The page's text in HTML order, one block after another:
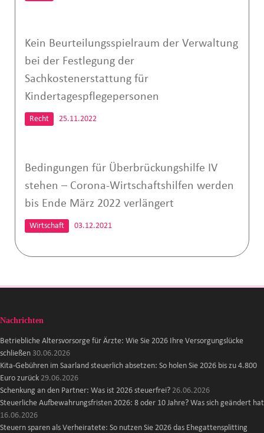
Kein Beurteilungsspielraum der Verwaltung
bei der Festlegung der
Sachkostenerstattung für
Kindertagespflegepersonen
Recht 25.11.2022
Bedingungen für Überbrückungshilfe IV
stehen – Corona-Wirtschaftshilfen werden
bis Ende März 2022 verlängert
Wirtschaft 03.12.2021
Nachrichten
Betriebliche Altersvorsorge für Ärzte: Wie Sie 2026 Ihre Versorgungslücke
schließen 30.06.2026
Kita-Gebühren im Saarland steuerlich absetzen: So holen Sie 2026 bis zu 4.800
Euro zurück 29.06.2026
Schenkung an den Partner: Was ist 2026 steuerfrei? 26.06.2026
Steuerliche Aufbewahrungsfristen 2026: 8 oder 10 Jahre? Was sich geändert hat
16.06.2026
Steuern sparen als Verheiratete: So nutzen Sie 2026 das Ehegattensplitting